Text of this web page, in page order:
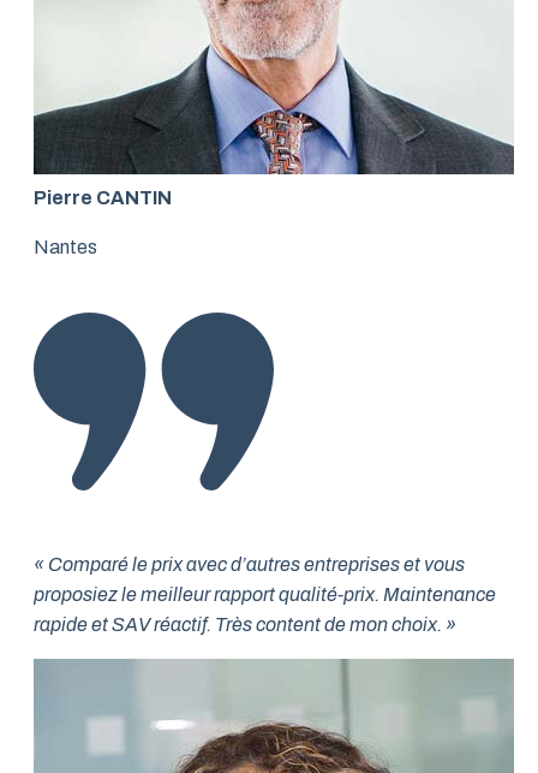
Pierre CANTIN
Nantes
« Comparé le prix avec d’autres entreprises et vous
proposiez le meilleur rapport qualité-prix. Maintenance
rapide et SAV réactif. Très content de mon choix. »